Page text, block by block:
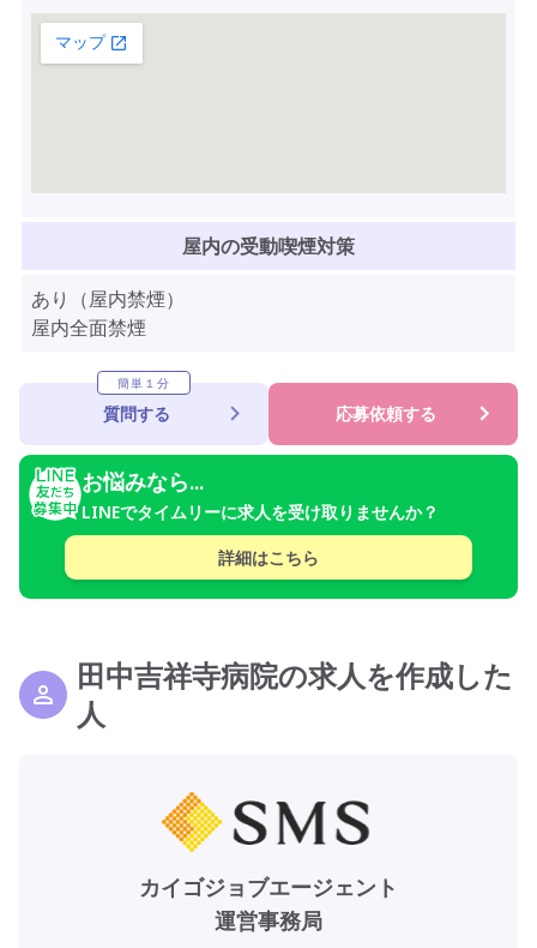
屋内の受動喫煙対策
あり（屋内禁煙）
屋内全面禁煙
簡単１分
質問する 応募依頼する
お悩みなら...
LINEでタイムリーに求人を受け取りませんか？
詳細はこちら
田中吉祥寺病院の求人を作成した
人
カイゴジョブエージェント
運営事務局